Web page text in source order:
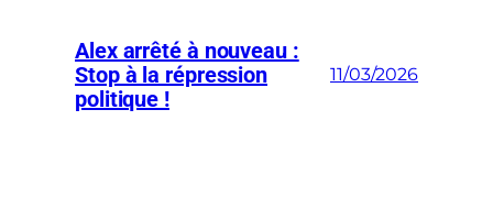
n
a
Alex arrêté à nouveau :
Stop à la répression
politique !
11/03/2026